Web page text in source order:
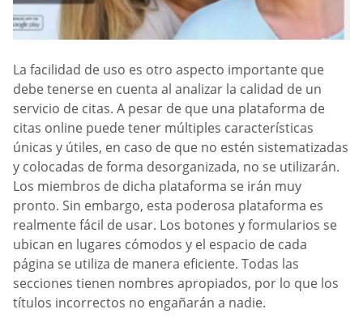
La facilidad de uso es otro aspecto importante que
debe tenerse en cuenta al analizar la calidad de un
servicio de citas. A pesar de que una plataforma de
citas online puede tener múltiples características
únicas y útiles, en caso de que no estén sistematizadas
y colocadas de forma desorganizada, no se utilizarán.
Los miembros de dicha plataforma se irán muy
pronto. Sin embargo, esta poderosa plataforma es
realmente fácil de usar. Los botones y formularios se
ubican en lugares cómodos y el espacio de cada
página se utiliza de manera eficiente. Todas las
secciones tienen nombres apropiados, por lo que los
títulos incorrectos no engañarán a nadie.